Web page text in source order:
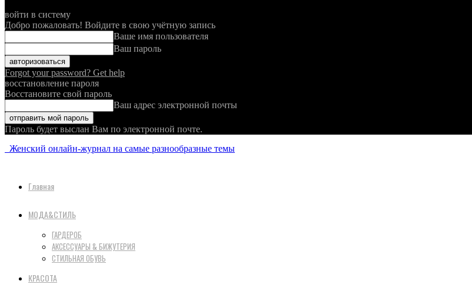
войти в систему
Добро пожаловать! Войдите в свою учётную запись
Ваше имя пользователя
Ваш пароль
Forgot your password? Get help
восстановление пароля
Восстановите свой пароль
Ваш адрес электронной почты
Пароль будет выслан Вам по электронной почте.
Женский онлайн-журнал на самые разнообразные темы
Главная
МОДА&СТИЛЬ
ГАРДЕРОБ
АКСЕССУАРЫ & БИЖУТЕРИЯ
СТИЛЬНАЯ ОБУВЬ
КРАСОТА